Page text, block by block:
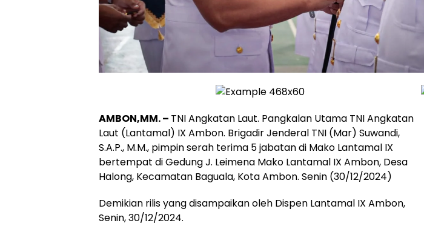
AMBON,MM. – TNI Angkatan Laut. Pangkalan Utama TNI Angkatan
Laut (Lantamal) IX Ambon. Brigadir Jenderal TNI (Mar) Suwandi,
S.A.P., M.M., pimpin serah terima 5 jabatan di Mako Lantamal IX
bertempat di Gedung J. Leimena Mako Lantamal IX Ambon, Desa
Halong, Kecamatan Baguala, Kota Ambon. Senin (30/12/2024)
Demikian rilis yang disampaikan oleh Dispen Lantamal IX Ambon,
Senin, 30/12/2024.